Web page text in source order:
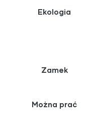
Ekologia
Zamek
Można prać